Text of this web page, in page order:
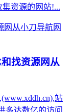
集资源的网站!...
找资源网从
站